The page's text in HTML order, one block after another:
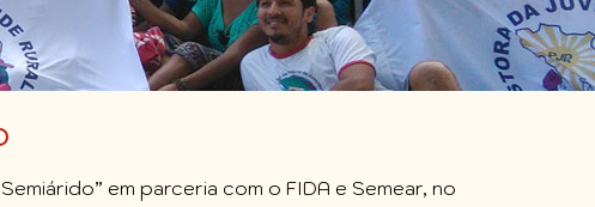
em parceria com o FIDA e Semear, no